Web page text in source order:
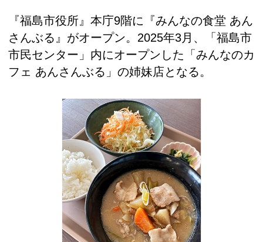
『福島市役所』本庁9階に『みんなの食堂 あん
さんぶる』がオープン。2025年3月、「福島市
市民センター」内にオープンした「みんなのカ
フェ あんさんぶる」の姉妹店となる。